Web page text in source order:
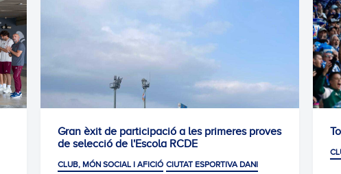
èxit de participació a les primeres proves
de l'Escola RCDE
MÓN SOCIAL I AFICIÓ CIUTAT ESPORTIVA DANI
Tot preparat per a
CLUB, MÓN SOCIAL I